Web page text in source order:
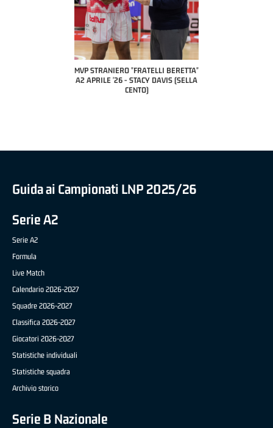
MVP "FRATELLI BERETTA" SAMUEL
DILAS B NAZIONALE APRILE '26 -
MARCO RESTELLI (TAV TREVIGLIO
Guida ai Campionati LNP 2025/26
Serie A2
Serie A2
Formula
Live Match
Calendario 2026-2027
Squadre 2026-2027
Classifica 2026-2027
Giocatori 2026-2027
Statistiche individuali
Statistiche squadra
Archivio storico
Serie B Nazionale